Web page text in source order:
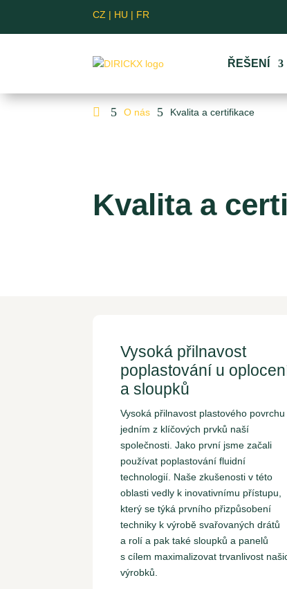
CZ | HU | FR
ŘEŠENÍ
 5 O nás 5 Kvalita a certifikace
Kvalita a
Vysoká přilnavost
poplastování u
a sloupků
Vysoká přilnavost plastového povrchu
jedním z klíčových prvků naší
společnosti. Jako první jsme začali
používat poplastování fluidní
technologií. Naše zkušenosti v této
oblasti vedly k inovativnímu přístupu,
který se týká prvního přizpůsobení
techniky k výrobě svařovaných drátů
a rolí a pak také sloupků a panelů
s cílem maximalizovat trvanlivost
výrobků.